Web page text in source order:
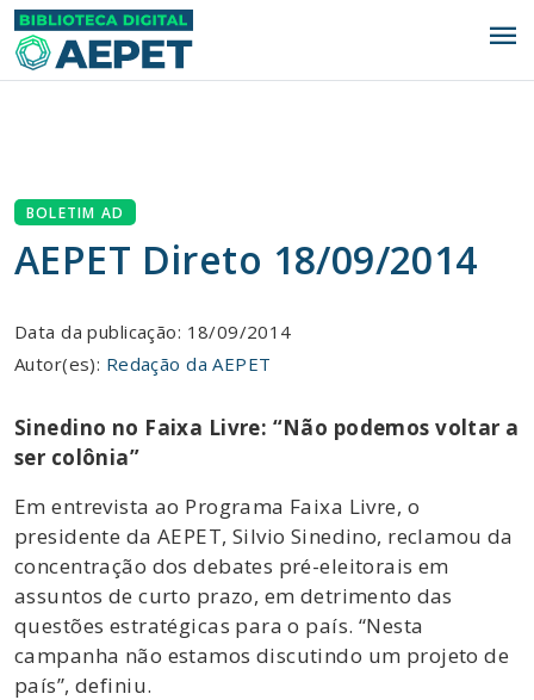
menu
BOLETIM AD
AEPET Direto 18/09/2014
Data da publicação: 18/09/2014
Autor(es): Redação da AEPET
Sinedino no Faixa Livre: “Não podemos voltar a
ser colônia”
Em entrevista ao Programa Faixa Livre, o
presidente da AEPET, Silvio Sinedino, reclamou da
concentração dos debates pré-eleitorais em
assuntos de curto prazo, em detrimento das
questões estratégicas para o país. “Nesta
campanha não estamos discutindo um projeto de
país”, definiu.